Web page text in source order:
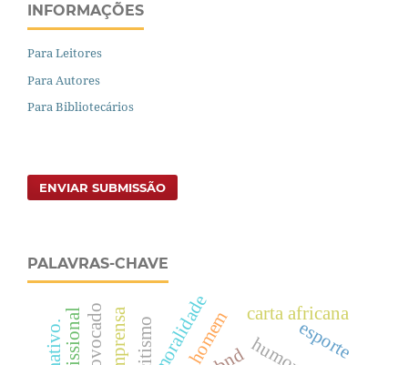
INFORMAÇÕES
Para Leitores
Para Autores
Para Bibliotecários
ENVIAR SUBMISSÃO
PALAVRAS-CHAVE
humor
homem
moralidade esporte
carta africana